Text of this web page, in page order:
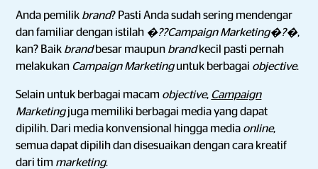
Anda pemilik brand? Pasti Anda sudah sering mendengar
dan familiar dengan istilah �??Campaign Marketing�?�,
kan? Baik brandbesar maupun brandkecil pasti pernah
melakukan Campaign Marketinguntuk berbagai objective.
Selain untuk berbagai macam objective, Campaign
Marketingjuga memiliki berbagai media yang dapat
dipilih. Dari media konvensional hingga media online,
semua dapat dipilih dan disesuaikan dengan cara kreatif
dari tim marketing.